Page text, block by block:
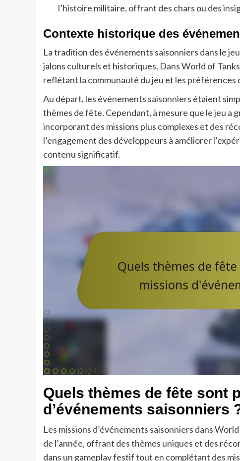
l’histoire militaire, offrant des chars ou des
Contexte historique des
La tradition des événements saisonniers dans le
jalons culturels et historiques. Dans World of
reflétant la communauté du jeu et les préférences
Au départ, les événements saisonniers étaient
thèmes de fête. Cependant, à mesure que le jeu a
incorporant des missions plus complexes et des
l’engagement des développeurs à améliorer
contenu significatif.
Quels thèmes de fête sont
d’événements saisonniers
Les missions d’événements saisonniers dans
de l’année, offrant des thèmes uniques et des
dans un gameplay festif tout en complétant des